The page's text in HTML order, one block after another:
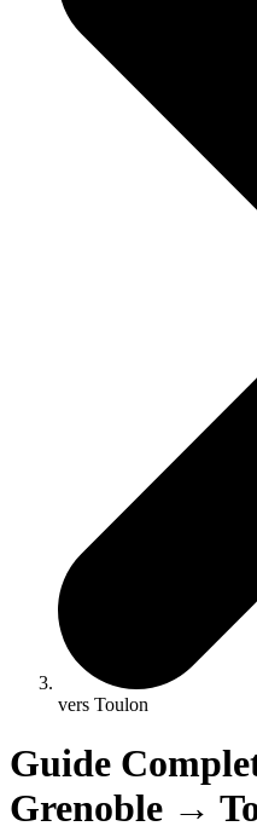
vers Toulon
Guide
Grenoble →